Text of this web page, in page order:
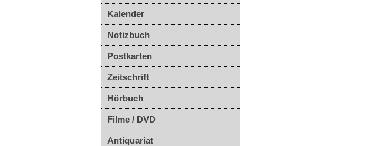
Kalender
Notizbuch
Postkarten
Zeitschrift
Hörbuch
Filme / DVD
Antiquariat